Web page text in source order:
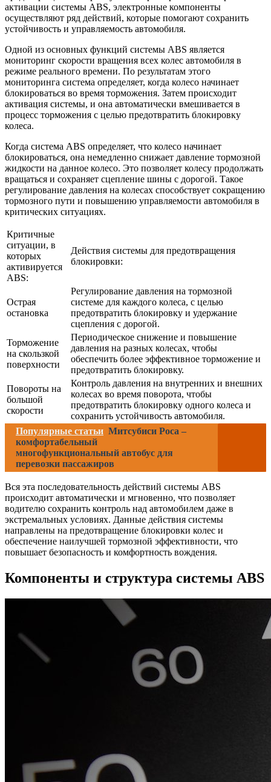
активации системы ABS, электронные компоненты
осуществляют ряд действий, которые помогают сохранить
устойчивость и управляемость автомобиля.
Одной из основных функций системы ABS является
мониторинг скорости вращения всех колес автомобиля в
режиме реального времени. По результатам этого
мониторинга система определяет, когда колесо начинает
блокироваться во время торможения. Затем происходит
активация системы, и она автоматически вмешивается в
процесс торможения с целью предотвратить блокировку
колеса.
Когда система ABS определяет, что колесо начинает
блокироваться, она немедленно снижает давление тормозной
жидкости на данное колесо. Это позволяет колесу продолжать
вращаться и сохраняет сцепление шины с дорогой. Такое
регулирование давления на колесах способствует сокращению
тормозного пути и повышению управляемости автомобиля в
критических ситуациях.
Критичные
ситуации, в
которых
активируется
ABS:
Действия системы для предотвращения
блокировки:
Острая
остановка
Регулирование давления на тормозной
системе для каждого колеса, с целью
предотвратить блокировку и удержание
сцепления с дорогой.
Торможение
на скользкой
поверхности
Периодическое снижение и повышение
давления на разных колесах, чтобы
обеспечить более эффективное торможение и
предотвратить блокировку.
Повороты на
большой
скорости
Контроль давления на внутренних и внешних
колесах во время поворота, чтобы
предотвратить блокировку одного колеса и
сохранить устойчивость автомобиля.
Популярные статьи Митсубиси Роса –
комфортабельный
многофункциональный автобус для
перевозки пассажиров
Вся эта последовательность действий системы ABS
происходит автоматически и мгновенно, что позволяет
водителю сохранить контроль над автомобилем даже в
экстремальных условиях. Данные действия системы
направлены на предотвращение блокировки колес и
обеспечение наилучшей тормозной эффективности, что
повышает безопасность и комфортность вождения.
Компоненты и структура системы ABS